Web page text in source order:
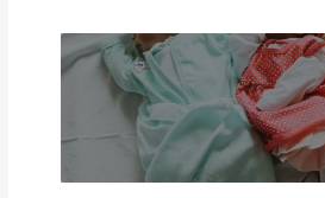
Últimas